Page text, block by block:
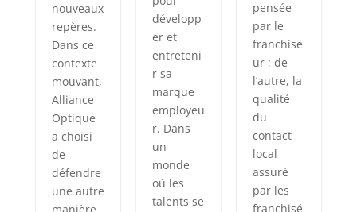
nouveaux
repères.
Dans ce
contexte
mouvant,
Alliance
Optique
a choisi
de
défendre
une autre
développ
er et
entreteni
r sa
marque
employeu
r. Dans
un
monde
où les
talents se
pensée
par le
franchise
ur ; de
l’autre, la
qualité
du
contact
local
assuré
par les
franchisé